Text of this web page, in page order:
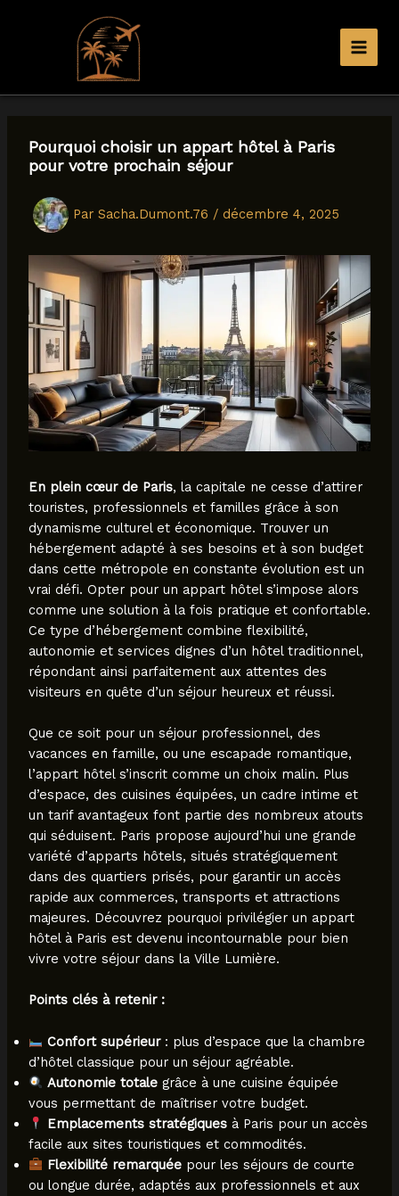
Aller
contenuPourquoi choisir un appart hôtel à Paris
pour votre prochain séjour
Par Sacha.Dumont.76 / décembre 4, 2025
En plein cœur de Paris, la capitale ne cesse d’attirer
touristes, professionnels et familles grâce à son
dynamisme culturel et économique. Trouver un
hébergement adapté à ses besoins et à son budget
dans cette métropole en constante évolution est un
vrai défi. Opter pour un appart hôtel s’impose alors
comme une solution à la fois pratique et confortable.
Ce type d’hébergement combine flexibilité,
autonomie et services dignes d’un hôtel traditionnel,
répondant ainsi parfaitement aux attentes des
visiteurs en quête d’un séjour heureux et réussi.
Que ce soit pour un séjour professionnel, des
vacances en famille, ou une escapade romantique,
l’appart hôtel s’inscrit comme un choix malin. Plus
d’espace, des cuisines équipées, un cadre intime et
un tarif avantageux font partie des nombreux atouts
qui séduisent. Paris propose aujourd’hui une grande
variété d’apparts hôtels, situés stratégiquement
dans des quartiers prisés, pour garantir un accès
rapide aux commerces, transports et attractions
majeures. Découvrez pourquoi privilégier un appart
hôtel à Paris est devenu incontournable pour bien
vivre votre séjour dans la Ville Lumière.
Points clés à retenir :
Confort supérieur: plus d’espace que la chambre
d’hôtel classique pour un séjour agréable.
Autonomie totale grâce à une cuisine équipée
vous permettant de maîtriser votre budget.
Emplacements stratégiques à Paris pour un accès
facile aux sites touristiques et commodités.
Flexibilité remarquée pour les séjours de courte
ou longue durée, adaptés aux professionnels et aux